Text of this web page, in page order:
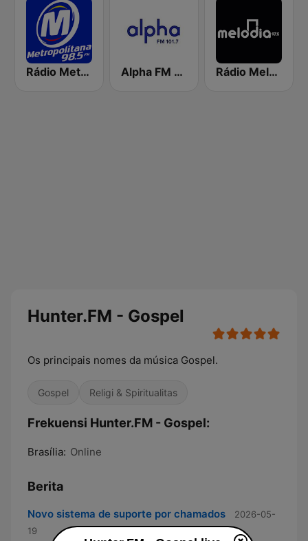
Rádio Metropolitana 98.5 FM Alpha FM 101.7 Rádio Melodia FM
Hunter.FM - Gospel
Os principais nomes da música Gospel.
Gospel Religi & Spiritualitas
Frekuensi Hunter.FM - Gospel:
Brasília: Online
Berita
Novo sistema de suporte por chamados
2026-05-
19